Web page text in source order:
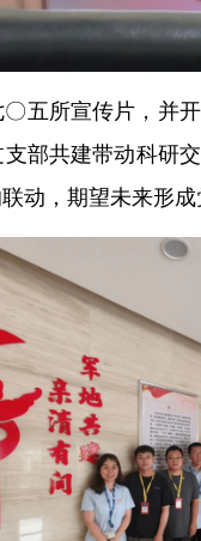
五所宣传片，并
部共建带动科研
动，期望未来形成